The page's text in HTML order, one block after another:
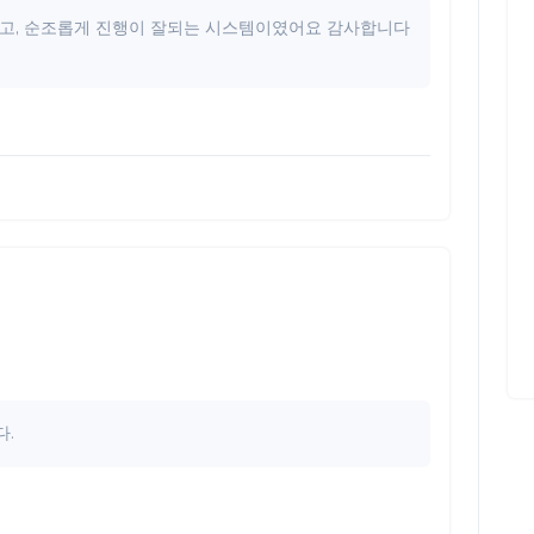
, 순조롭게 진행이 잘되는 시스템이였어요 감사합니다
.